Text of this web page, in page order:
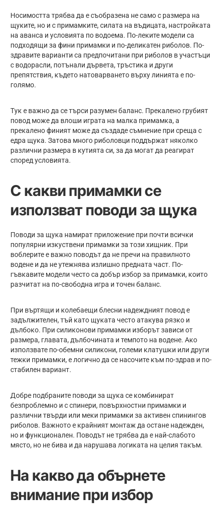
Носимостта трябва да е съобразена не само с размера на
щуките, но и с примамките, силата на въдицата, настройката
на аванса и условията по водоема. По-леките модели са
подходящи за фини примамки и по-деликатен риболов. По-
здравите варианти са предпочитани при риболов в участъци
с водорасли, потънали дървета, тръстика и други
препятствия, където натоварването върху линията е по-
голямо.
Тук е важно да се търси разумен баланс. Прекалено грубият
повод може да влоши играта на малка примамка, а
прекалено финият може да създаде съмнение при среща с
едра щука. Затова много риболовци поддържат няколко
различни размера в кутията си, за да могат да реагират
според условията.
С какви примамки се
използват поводи за щука
Поводи за щука намират приложение при почти всички
популярни изкуствени примамки за този хищник. При
воблерите е важно поводът да не пречи на правилното
водене и да не утежнява излишно предната част. По-
гъвкавите модели често са добър избор за примамки, които
разчитат на по-свободна игра и точен баланс.
При въртящи и колебаещи блесни надеждният повод е
задължителен, тъй като щуката често атакува рязко и
дълбоко. При силиконови примамки изборът зависи от
размера, главата, дълбочината и темпото на водене. Ако
използвате по-обемни силикони, големи клатушки или други
тежки примамки, е логично да се насочите към по-здрав и по-
стабилен вариант.
Добре подбраните поводи за щука се комбинират
безпроблемно и с спинери, повърхностни примамки и
различни твърди или меки примамки за активен спинингов
риболов. Важното е крайният монтаж да остане надежден,
но и функционален. Поводът не трябва да е най-слабото
място, но не бива и да нарушава логиката на целия такъм.
На какво да обърнете
внимание при избор